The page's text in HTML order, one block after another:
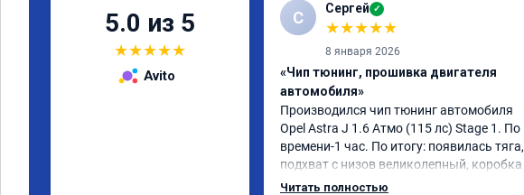
5.0 из 5
★★★★★
Avito
С Сергей ✓
★★★★★
8 января 2026
«Чип тюнинг, прошивка двигателя
автомобиля»
Производился чип тюнинг автомобиля
Opel Astra J 1.6 Атмо (115 лс) Stage 1. По
времени-1 час. По итогу: появилась тяга,
подхват с низов великолепный, коробка
стала работать плавнее. На трассе
Читать полностью